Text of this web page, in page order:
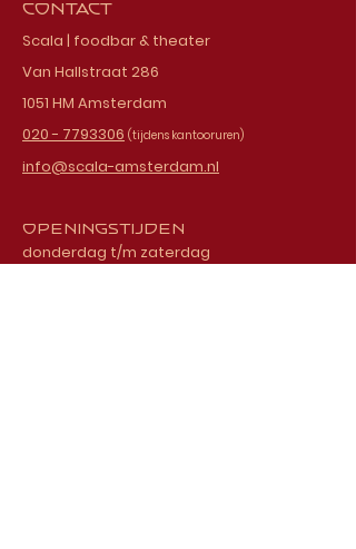
Contact
Scala | foodbar & theater
Van Hallstraat 286
1051 HM Amsterdam
020 - 7793306 (tijdens kantooruren)
info@scala-amsterdam.nl
Openingstijden
donderdag t/m zaterdag